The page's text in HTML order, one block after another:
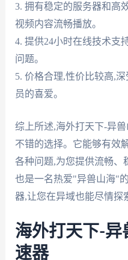
3. 拥有稳定的服务器和高
视频内容流畅播放。
4. 提供24小时在线技术支
问题。
5. 价格合理,性价比较高,
员的喜爱。
综上所述,海外打天下-异
不错的选择。它能够有效
各种问题,为您提供流畅、
也是一名热爱"异兽山海"
器,让您在异域也能尽情探
海外打天下-异
速器